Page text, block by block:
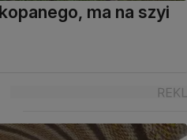
ma na szyi